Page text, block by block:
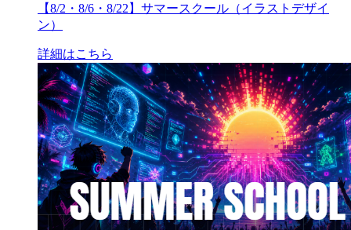
【8/2・8/6・8/22】サマースクール（イラストデザイ
ン）
詳細はこちら